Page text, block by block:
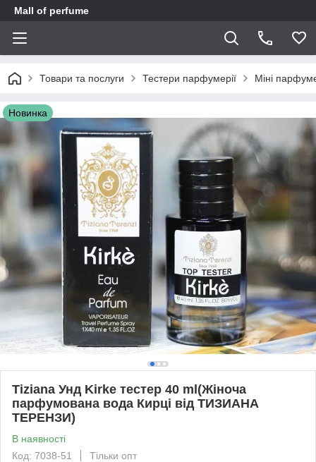
Mall of perfume
Товари та послуги Тестери парфумерії Міні
Новинка
Tiziana Унд Kirke тестер 40 ml(Жіноча
парфумована вода Кирці від ТИЗИАНА
ТЕРЕНЗИ)
В наявності
Код: 7038-51
Тільки опт